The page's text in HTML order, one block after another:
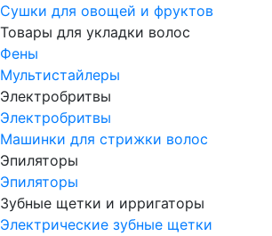
Сушки для овощей и фруктов
Товары для укладки волос
Фены
Мультистайлеры
Электробритвы
Электробритвы
Машинки для стрижки волос
Эпиляторы
Эпиляторы
Зубные щетки и ирригаторы
Электрические зубные щетки